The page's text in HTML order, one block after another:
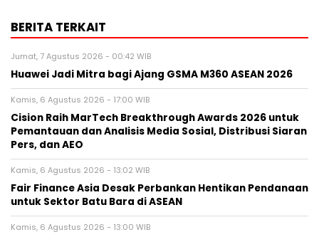
BERITA TERKAIT
Jumat, 7 Agustus 2026 - 00:42 WIB
Huawei Jadi Mitra bagi Ajang GSMA M360 ASEAN 2026
Kamis, 6 Agustus 2026 - 17:00 WIB
Cision Raih MarTech Breakthrough Awards 2026 untuk
Pemantauan dan Analisis Media Sosial, Distribusi Siaran
Pers, dan AEO
Kamis, 6 Agustus 2026 - 13:02 WIB
Fair Finance Asia Desak Perbankan Hentikan Pendanaan
untuk Sektor Batu Bara di ASEAN
Kamis, 6 Agustus 2026 - 13:00 WIB